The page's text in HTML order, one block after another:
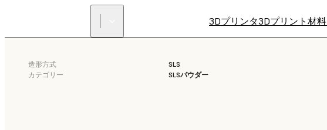
3Dプリンタ3Dプリント材料
造形方式
SLS
カテゴリー
SLSパウダー